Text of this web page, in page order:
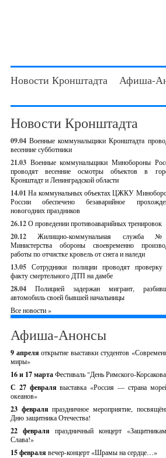
Новости Кронштадта Афиша-
Новости Кронштадта
09.04 Военные коммунальщики Кронштадта
весенние субботники
21.03 Военные коммунальщики Минобороны
проводят весенние осмотры объектов в
Кронштадт и Ленинградской области
14.01 На коммунальных объектах ЦЖКУ
России обеспечено безаварийное
новогодних праздников
26.12О проведении противоаварийных тренировок
20.12
Жилищно-коммунальная служба
Министерства обороны своевременно
работы по отчистке кровель от снега и наледи
13.05 Сотрудники полиции проводят
факту смертельного ДТП на дамбе
28.04
Полицией задержан мигрант,
автомобиль своей бывшей начальницы
Все новости »
Афиша-Анонсы
9 апреляоткрытие выставки студентов
миры»
16 и 17 мартаФестиваль "День Римского-
С 27 февралявыставка «Россия — страна
океанов»
23 февраляпраздничное мероприятие,
Дню защитника Отечества!
22 февраля праздничный концерт
Слава!»
15 февраля вечер-концерт «Шрамы на сердце…»